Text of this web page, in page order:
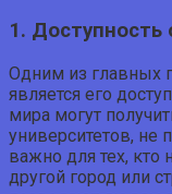
1. Доступность
Одним из главных
является его
мира могут
университетов, не
важно для тех, кто
другой город или